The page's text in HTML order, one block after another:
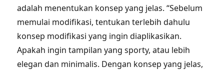
adalah menentukan konsep yang jelas. “Sebelum
memulai modifikasi, tentukan terlebih dahulu
konsep modifikasi yang ingin diaplikasikan.
Apakah ingin tampilan yang sporty, atau lebih
elegan dan minimalis. Dengan konsep yang jelas,